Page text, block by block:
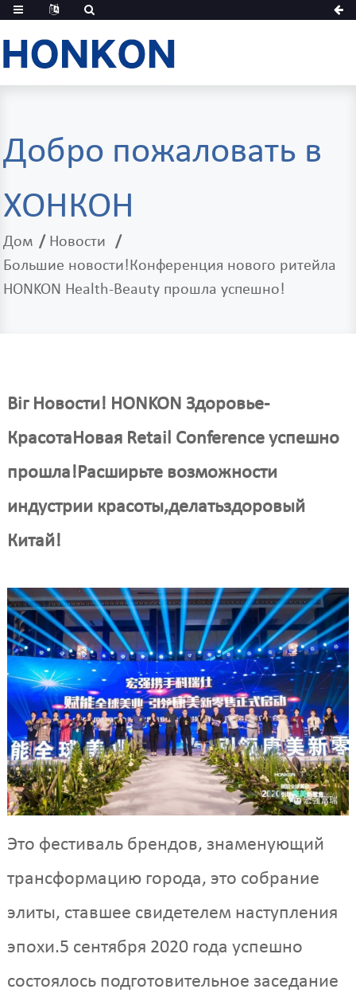
Добро пожаловать в
ХОНКОН
Дом
Новости
Большие новости!Конференция нового ритейла
HONKON Health-Beauty прошла успешно!
Biг Новости! HONKON Здоровье-
КрасотаНовая Retail Conference успешно
прошла!Расширьте возможности
индустрии красоты,делатьздоровый
Китай!
Это фестиваль брендов, знаменующий
трансформацию города, это собрание
элиты, ставшее свидетелем наступления
эпохи.5 сентября 2020 года успешно
состоялось подготовительное заседание